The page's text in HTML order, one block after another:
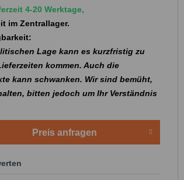
4-20 Werktage,
im Zentrallager.
Lage kann es kurzfristig zu
kommen. Auch die
kann schwanken. Wir sind bemüht,
bitten jedoch um Ihr Verständnis
Preis anfragen